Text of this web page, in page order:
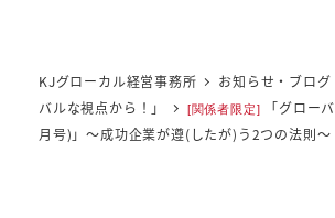
KJグローカル経営事務所 お知らせ・ブログ
バルな視点から！」
[関係者限定]
「グロー
月号)」～成功企業が遵(したが)う2つの法則～